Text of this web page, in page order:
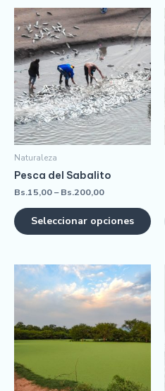
Naturaleza
Pesca del Sabalito
Bs.15,00–Bs.200,00
Seleccionar opciones